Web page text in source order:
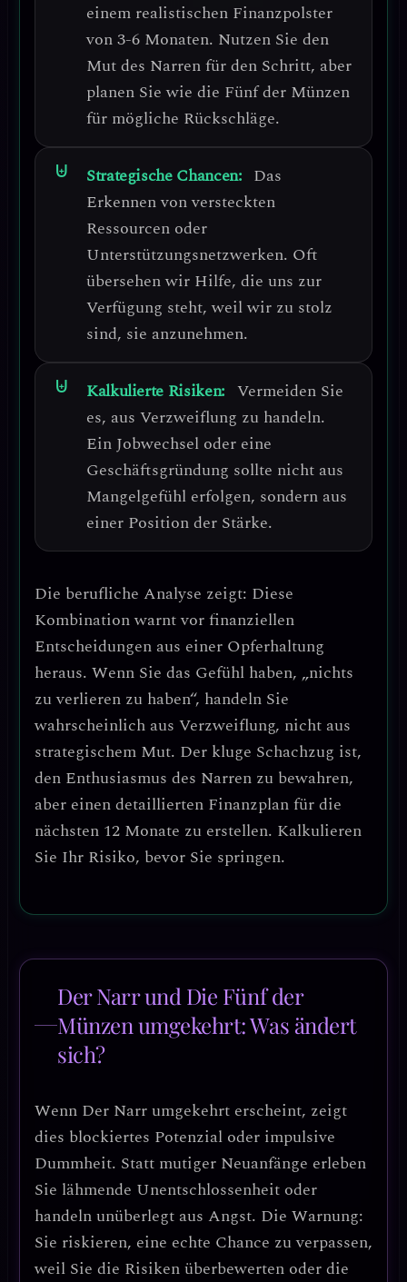
einem realistischen Finanzpolster
von 3-6 Monaten. Nutzen Sie den
Mut des Narren für den Schritt, aber
planen Sie wie die Fünf der Münzen
für mögliche Rückschläge.
Strategische Chancen: Das
Erkennen von versteckten
Ressourcen oder
Unterstützungsnetzwerken. Oft
übersehen wir Hilfe, die uns zur
Verfügung steht, weil wir zu stolz
sind, sie anzunehmen.
Kalkulierte Risiken: Vermeiden Sie
es, aus Verzweiflung zu handeln.
Ein Jobwechsel oder eine
Geschäftsgründung sollte nicht aus
Mangelgefühl erfolgen, sondern aus
einer Position der Stärke.
Die berufliche Analyse zeigt: Diese
Kombination warnt vor finanziellen
Entscheidungen aus einer Opferhaltung
heraus. Wenn Sie das Gefühl haben, „nichts
zu verlieren zu haben“, handeln Sie
wahrscheinlich aus Verzweiflung, nicht aus
strategischem Mut. Der kluge Schachzug ist,
den Enthusiasmus des Narren zu bewahren,
aber einen detaillierten Finanzplan für die
nächsten 12 Monate zu erstellen. Kalkulieren
Sie Ihr Risiko, bevor Sie springen.
Der Narr und Die Fünf der
Münzen umgekehrt: Was ändert
sich?
Wenn Der Narr umgekehrt erscheint, zeigt
dies blockiertes Potenzial oder impulsive
Dummheit. Statt mutiger Neuanfänge erleben
Sie lähmende Unentschlossenheit oder
handeln unüberlegt aus Angst. Die Warnung:
Sie riskieren, eine echte Chance zu verpassen,
weil Sie die Risiken überbewerten oder die